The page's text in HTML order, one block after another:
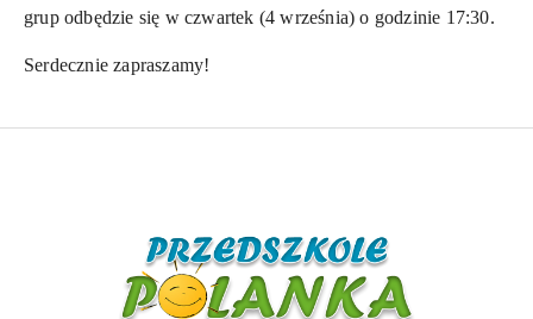
grup odbędzie się w czwartek (4 września) o godzinie 17:30.
Serdecznie zapraszamy!